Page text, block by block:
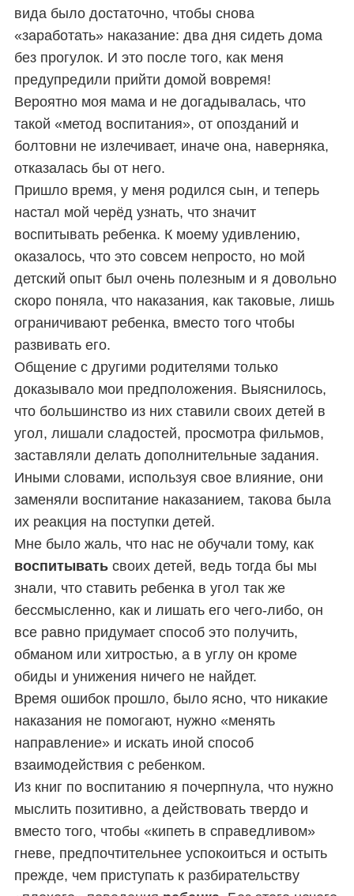
вида было достаточно, чтобы снова
«заработать» наказание: два дня сидеть дома
без прогулок. И это после того, как меня
предупредили прийти домой вовремя!
Вероятно моя мама и не догадывалась, что
такой «метод воспитания», от опозданий и
болтовни не излечивает, иначе она, наверняка,
отказалась бы от него.
Пришло время, у меня родился сын, и теперь
настал мой черёд узнать, что значит
воспитывать ребенка. К моему удивлению,
оказалось, что это совсем непросто, но мой
детский опыт был очень полезным и я довольно
скоро поняла, что наказания, как таковые, лишь
ограничивают ребенка, вместо того чтобы
развивать его.
Общение с другими родителями только
доказывало мои предположения. Выяснилось,
что большинство из них ставили своих детей в
угол, лишали сладостей, просмотра фильмов,
заставляли делать дополнительные задания.
Иными словами, используя свое влияние, они
заменяли воспитание наказанием, такова была
их реакция на поступки детей.
Мне было жаль, что нас не обучали тому, как
воспитыватьсвоих детей, ведь тогда бы мы
знали, что ставить ребенка в угол так же
бессмысленно, как и лишать его чего-либо, он
все равно придумает способ это получить,
обманом или хитростью, а в углу он кроме
обиды и унижения ничего не найдет.
Время ошибок прошло, было ясно, что никакие
наказания не помогают, нужно «менять
направление» и искать иной способ
взаимодействия с ребенком.
Из книг по воспитанию я почерпнула, что нужно
мыслить позитивно, а действовать твердо и
вместо того, чтобы «кипеть в справедливом»
гневе, предпочтительнее успокоиться и остыть
прежде, чем приступать к разбирательству